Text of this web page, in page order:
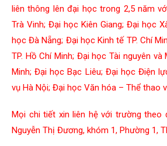
liên thông lên đại học trong 2,5 năm
Trà Vinh; Đại học Kiên Giang; Đại học
học Đà Nẵng; Đại học Kinh tế TP. Chí
TP. Hồ Chí Minh; Đại học Tài nguyên và
Minh; Đại học Bạc Liêu; Đại học Điện
vụ Hà Nội; Đại học Văn hóa – Thể thao
Mọi chi tiết xin liên hệ với trường theo
Nguyễn Thị Đương, khóm 1, Phường 1,